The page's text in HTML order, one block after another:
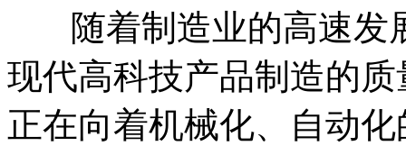
随着制造业的高速发
现代高科技产品制造的
正在向着机械化、自动